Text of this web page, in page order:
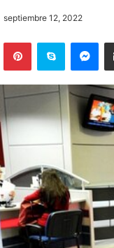
septiembre 12, 2022
PinterestSkype